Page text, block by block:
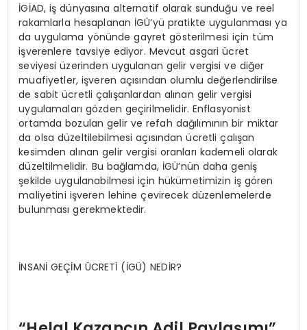
İGİAD, iş dünyasına alternatif olarak sunduğu ve reel
rakamlarla hesaplanan İGÜ’yü pratikte uygulanması ya
da uygulama yönünde gayret gösterilmesi için tüm
işverenlere tavsiye ediyor. Mevcut asgari ücret
seviyesi üzerinden uygulanan gelir vergisi ve diğer
muafiyetler, işveren açısından olumlu değerlendirilse
de sabit ücretli çalışanlardan alınan gelir vergisi
uygulamaları gözden geçirilmelidir. Enflasyonist
ortamda bozulan gelir ve refah dağılımının bir miktar
da olsa düzeltilebilmesi açısından ücretli çalışan
kesimden alınan gelir vergisi oranları kademeli olarak
düzeltilmelidir. Bu bağlamda, İGÜ’nün daha geniş
şekilde uygulanabilmesi için hükümetimizin iş gören
maliyetini işveren lehine çevirecek düzenlemelerde
bulunması gerekmektedir.
İNSANİ GEÇİM ÜCRETİ (İGÜ) NEDİR?